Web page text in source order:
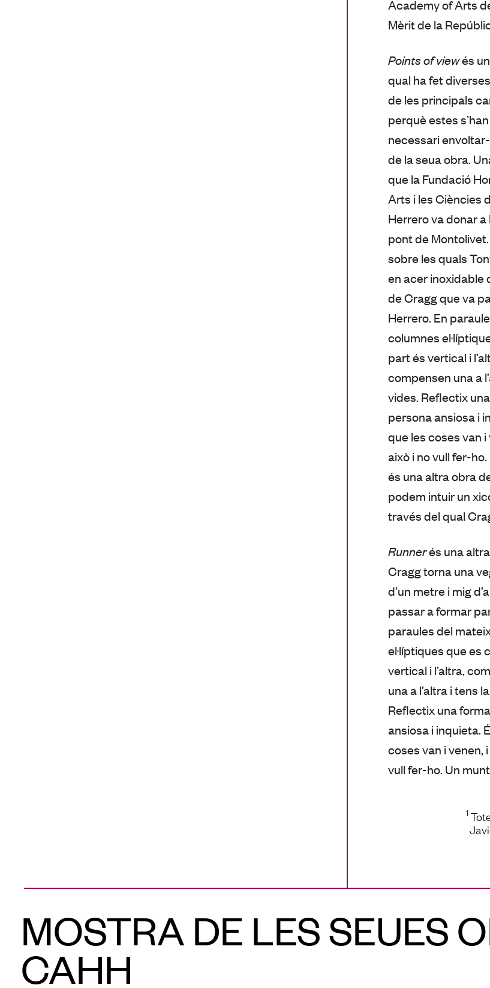
Academy of Arts
Mèrit de la
Points of viewés
qual ha fet
de les principals
perquè estes
necessari
de la seua obra.
que la Fundació
Arts i les Ciències
Herrero va donar
pont de Montolivet.
sobre les quals
en acer inoxidable
de Cragg que va
Herrero. En
columnes
part és vertical i
compensen una a
vides. Reflectix
persona ansiosa i
que les coses van i
això i no vull fer-
és una altra obra
podem intuir un
través del qual
Runnerés una
Cragg torna una
d’un metre i mig
passar a formar
paraules del
el·líptiques que es
vertical i l’altra,
una a l’altra i tens
Reflectix una
ansiosa i inquieta.
coses van i venen,
vull fer-ho. Un
1
MOSTRA DE LES SEUES
CAHH